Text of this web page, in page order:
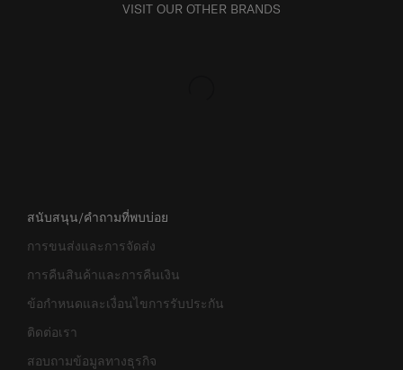
VISIT OUR OTHER BRANDS
สนับสนุน/คำถามที่พบบ่อย
การขนส่งและการจัดส่ง
การคืนสินค้าและการคืนเงิน
ข้อกำหนดและเงื่อนไขการรับประกัน
ติดต่อเรา
สอบถามข้อมูลทางธุรกิจ